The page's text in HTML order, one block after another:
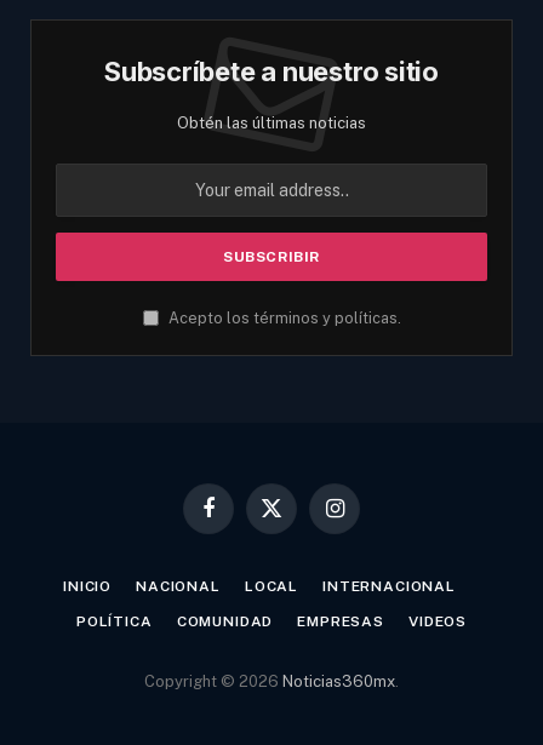
Subscríbete a nuestro sitio
Obtén las últimas noticias
Acepto los términos y políticas.
Facebook
X
Instagram
INICIO NACIONAL LOCAL INTERNACIONAL
POLÍTICA COMUNIDAD EMPRESAS VIDEOS
Copyright © 2026 Noticias360mx